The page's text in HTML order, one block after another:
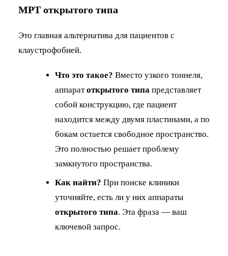
МРТ открытого типа
Это главная альтернатива для пациентов с
клаустрофобией.
Что это такое? Вместо узкого тоннеля,
аппаратоткрытого типа представляет
собой конструкцию, где пациент
находится между двумя пластинами, а по
бокам остается свободное пространство.
Это полностью решает проблему
замкнутого пространства.
Как найти? При поиске клиники
уточняйте, есть ли у них аппараты
открытого типа. Эта фраза — ваш
ключевой запрос.